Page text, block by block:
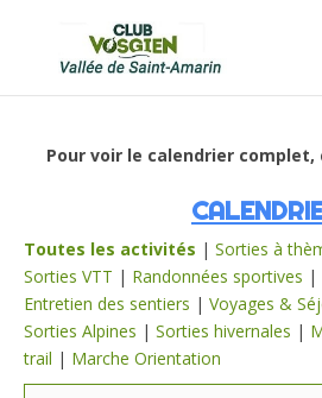
Pour voir le calendrier complet,
Toutes les activités | Sorties à
Sorties VTT | Randonnées sportives |
Entretien des sentiers | Voyages &
Sorties Alpines | Sorties hivernales |
trail | Marche Orientation